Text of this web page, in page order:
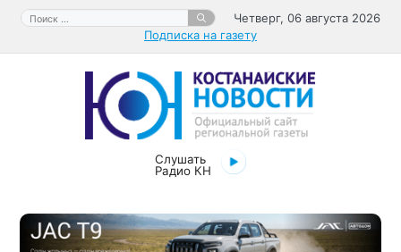
Перейти
содержимому
Поиск:
Четверг, 06 августа 2026
Подписка на газету
Слушать
Радио КН